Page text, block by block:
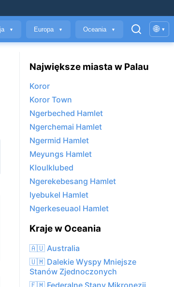
▼ Europa ▼ Oceania ▼ 🌐 ▾
Największe miasta w Palau
Koror
Koror Town
Ngerbeched Hamlet
Ngerchemai Hamlet
Ngermid Hamlet
Meyungs Hamlet
Kloulklubed
Ngerekebesang Hamlet
Iyebukel Hamlet
Ngerkeseuaol Hamlet
Kraje w Oceania
🇦🇺 Australia
🇺🇲 Dalekie Wyspy Mniejsze
Stanów Zjednoczonych